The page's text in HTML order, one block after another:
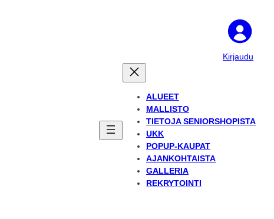
Kirjaudu
ALUEET
MALLISTO
TIETOJA SENIORSHOPISTA
UKK
POPUP-KAUPAT
AJANKOHTAISTA
GALLERIA
REKRYTOINTI